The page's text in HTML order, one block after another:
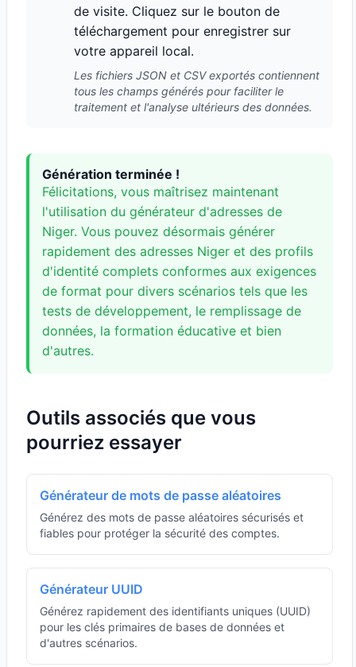
de visite. Cliquez sur le bouton de
téléchargement pour enregistrer sur
votre appareil local.
Les fichiers JSON et CSV exportés contiennent
tous les champs générés pour faciliter le
traitement et l'analyse ultérieurs des données.
Génération terminée !
Félicitations, vous maîtrisez maintenant
l'utilisation du générateur d'adresses de
Niger. Vous pouvez désormais générer
rapidement des adresses Niger et des profils
d'identité complets conformes aux exigences
de format pour divers scénarios tels que les
tests de développement, le remplissage de
données, la formation éducative et bien
d'autres.
Outils associés que vous
pourriez essayer
Générateur de mots de passe aléatoires
Générez des mots de passe aléatoires sécurisés et
fiables pour protéger la sécurité des comptes.
Générateur UUID
Générez rapidement des identifiants uniques (UUID)
pour les clés primaires de bases de données et
d'autres scénarios.